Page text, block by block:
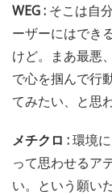
WEG : そこは自
ーザーにはでき
けど。まあ最悪
で心を掴んで行
てみたい、と思
メチクロ :環境
って思わせるア
い。という願いだ